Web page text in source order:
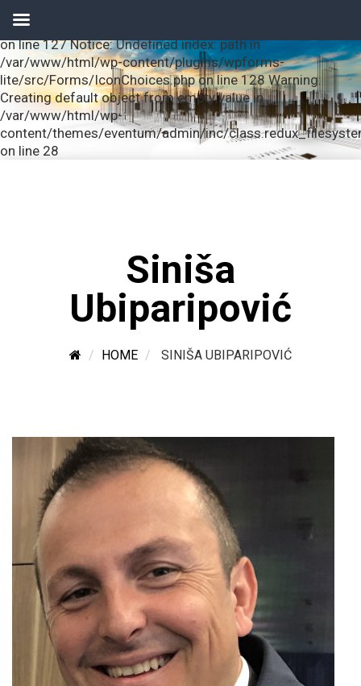
content/plugins/wpforms-lite/src/Forms/IconChoices.php
on line 127 Notice: Undefined index: path in
/var/www/html/wp-content/plugins/wpforms-
lite/src/Forms/IconChoices.php on line 128 Warning:
Creating default object from empty value in
/var/www/html/wp-
content/themes/eventum/admin/inc/
on line 28
Siniša
Ubiparipović
HOME SINIŠA UBIPARIPOVIĆ